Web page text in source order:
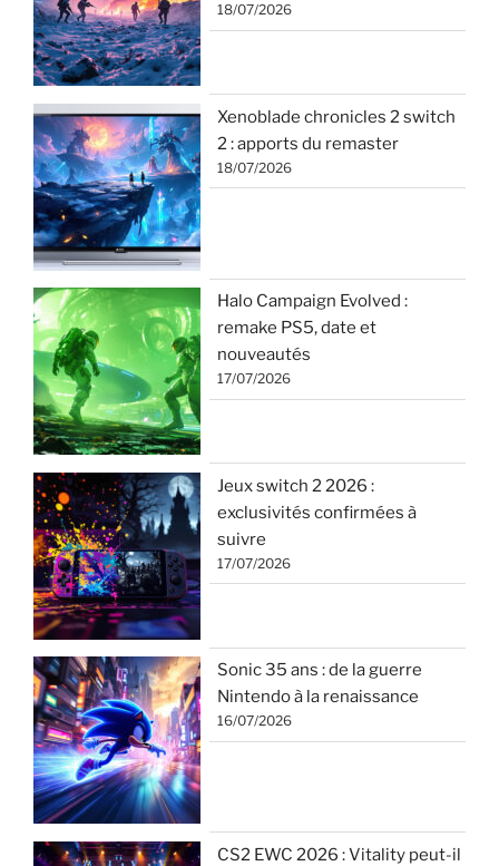
18/07/2026
Xenoblade chronicles 2 switch
2 : apports du remaster
18/07/2026
Halo Campaign Evolved :
remake PS5, date et
nouveautés
17/07/2026
Jeux switch 2 2026 :
exclusivités confirmées à
suivre
17/07/2026
Sonic 35 ans : de la guerre
Nintendo à la renaissance
16/07/2026
CS2 EWC 2026 : Vitality peut-il